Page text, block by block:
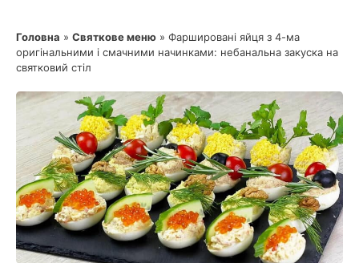
Головна » Святкове меню » Фаршировані яйця з 4-ма
оригінальними і смачними начинками: небанальна закуска на
святковий стіл